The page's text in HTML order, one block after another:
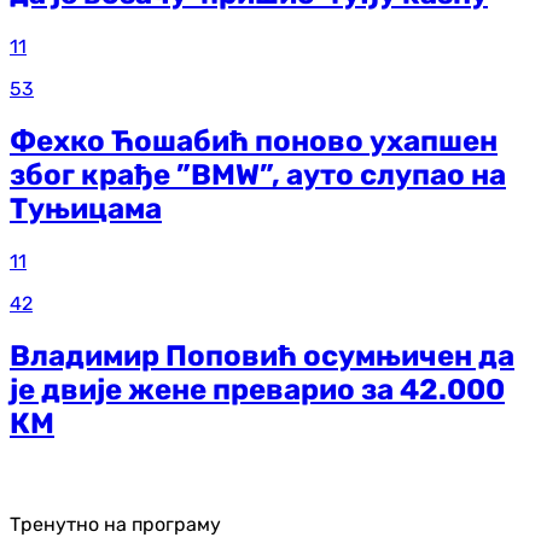
11
53
Фехко Ћошабић поново ухапшен
због крађе ”BMW”, ауто слупао на
Туњицама
11
42
Владимир Поповић осумњичен да
је двије жене преварио за 42.000
КМ
Тренутно на програму